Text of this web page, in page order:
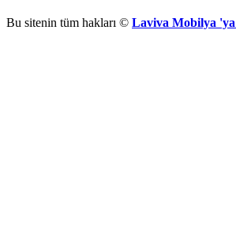
Bu sitenin tüm hakları © Laviva Mobilya 'ya